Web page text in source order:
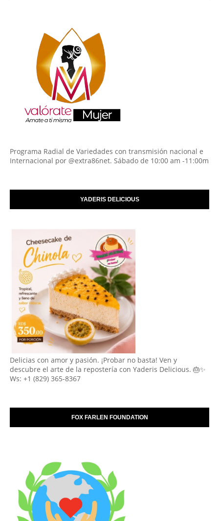
Programa Radial de Variedades con transmisión nacional e
Internacional por @extra86net. Sábado de 10:00 am -11:00m
YADERIS DELICIOUS
Delicias con amor y pasión. ¡Probar no basta! Ven y
descubre el arte de la repostería con Yaderis Delicious. 🎂✨
Ws: +1 (829) 365-8367
FOX FARLEN FOUNDATION